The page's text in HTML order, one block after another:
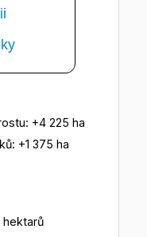
+4 225 ha
+1 375 ha
hektarů